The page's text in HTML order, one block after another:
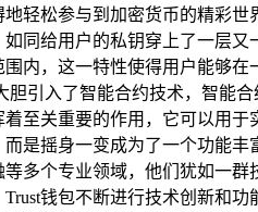
轻松参与到加密货币的精彩世
同给用户的私钥穿上了一层又
内，这一特性使得用户能够
引入了智能合约技术，智能
至关重要的作用，它可以用
是摇身一变成为了一个功能丰
多个专业领域，他们犹如一
钱包不断进行技术创新和